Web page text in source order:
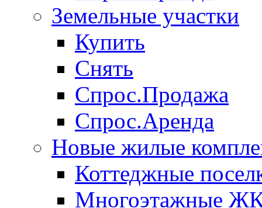
Земельные участки
Купить
Снять
Спрос.Продажа
Спрос.Аренда
Новые жилые
Коттеджные
Многоэтажные